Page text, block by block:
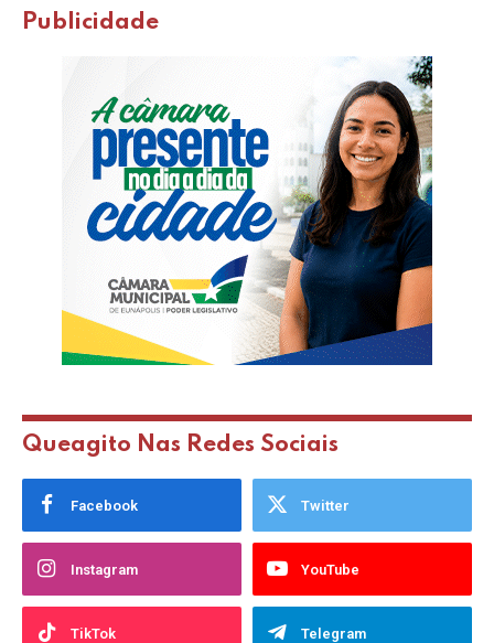
Publicidade
Queagito Nas Redes Sociais
Facebook Twitter
Instagram YouTube
TikTok Telegram